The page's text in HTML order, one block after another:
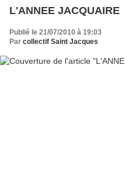
L'ANNEE JACQUAIRE
Publié le 21/07/2010 à 19:03
Par collectif Saint Jacques